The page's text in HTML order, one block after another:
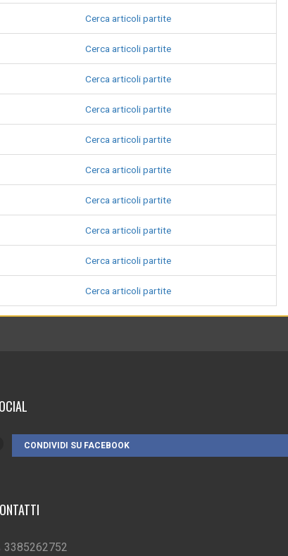
Cerca articoli partite
Cerca articoli partite
Cerca articoli partite
Cerca articoli partite
Cerca articoli partite
Cerca articoli partite
Cerca articoli partite
Cerca articoli partite
Cerca articoli partite
Cerca articoli partite
CONDIVIDI SU FACEBOOK
3385262752